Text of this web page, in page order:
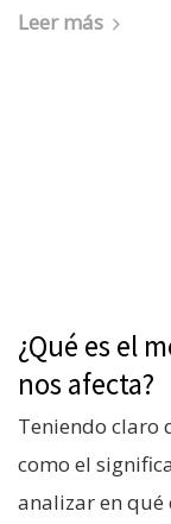
Leer más
¿Qué es el
nos afecta?
Teniendo claro
como el
analizar en qué